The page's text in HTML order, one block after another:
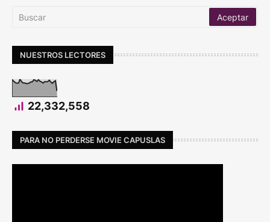
NUESTROS LECTORES
22,332,558
PARA NO PERDERSE MOVIE CAPUSLAS